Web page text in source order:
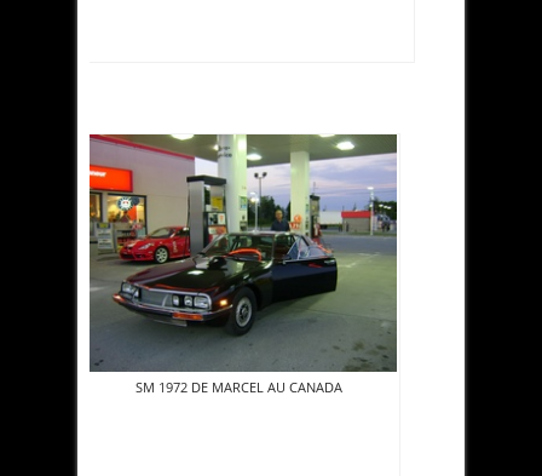
SM 1972 DE MARCEL AU CANADA